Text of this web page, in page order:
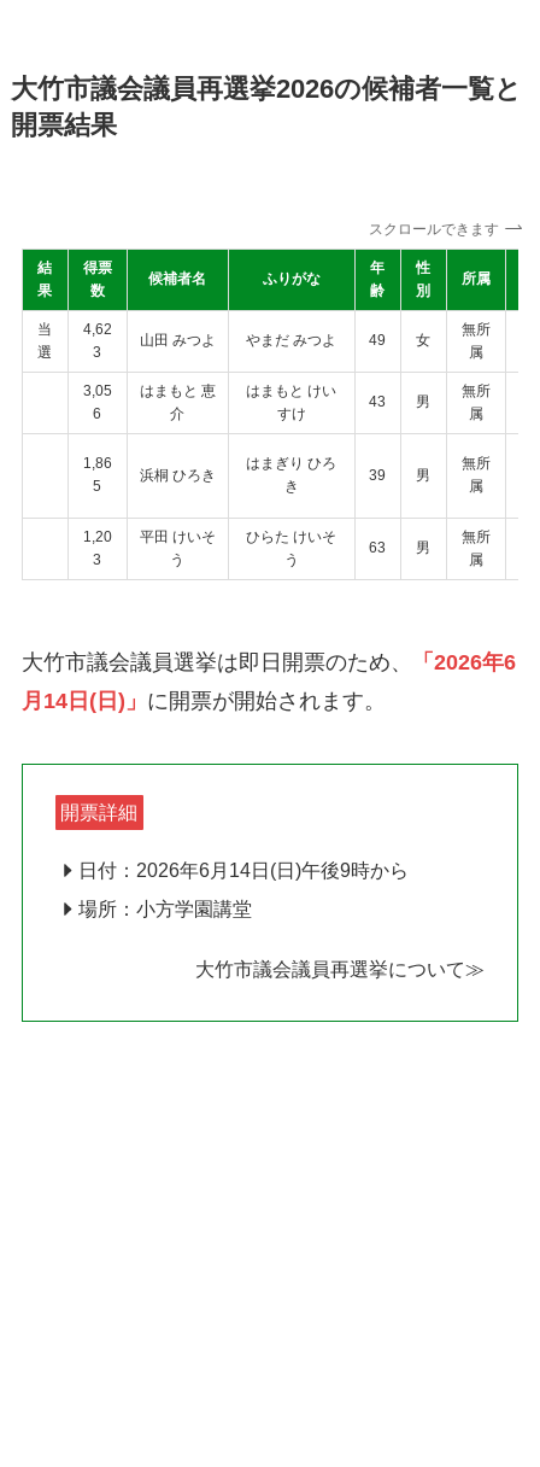
大竹市議会議員再選挙2026の候補者一覧と
開票結果
スクロールできます
結
果
得票
数
候補者名 ふりがな
年
齢
性
別
所属
当
選
4,62
3
山田 みつよ やまだ みつよ 49 女
無所
属
3,05
6
はまもと 恵
介
はまもと けい
すけ
43 男
無所
属
1,86
5
浜桐 ひろき
はまぎり ひろ
き
39 男
無所
属
1,20
3
平田 けいそ
う
ひらた けいそ
う
63 男
無所
属
大竹市議会議員選挙は即日開票のため、
「2026年6
月14日(日)」 に開票が開始されます。
開票詳細
日付：2026年6月14日(日)午後9時から
場所：小方学園講堂
大竹市議会議員再選挙について≫